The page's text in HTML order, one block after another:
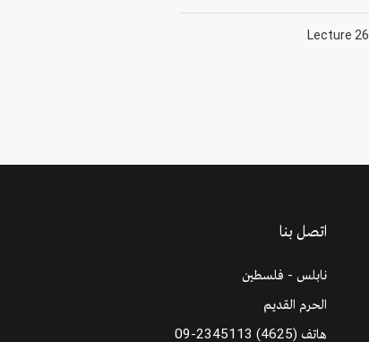
Lecture 26
اتصل بنا
نابلس - فلسطين
الحرم القديم
هاتف 09-2345113 (4625)